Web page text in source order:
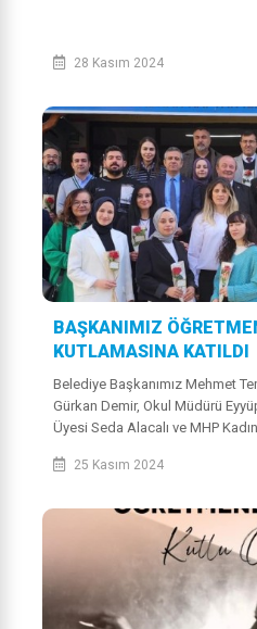
28 Kasım 2024
BAŞKANIMIZ
KUTLAMASINA KATILDI
Belediye Başkanımız Mehmet
Gürkan Demir, Okul Müdürü
Üyesi Seda Alacalı ve MHP
25 Kasım 2024